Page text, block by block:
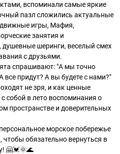
вспоминали самые яркие
пазл сложились актуальные
игры, Мафия,
занятия и
душевные шеринги, веселый смех
с друзьями.
спрашивают: "А мы точно
все придут? А вы будете с нами?"
не зря, и как ценные
собой в лето воспоминания о
пространстве и доверительных
морское побережье
чтобы обязательно вернуться в
🤗💓🌞🌊